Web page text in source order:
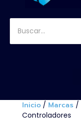
Inicio/ Marcas /
Controladores